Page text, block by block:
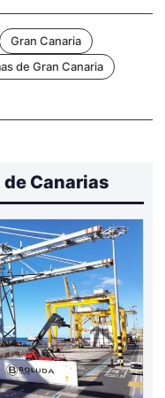
Gran Canaria
de Gran Canaria
Canarias